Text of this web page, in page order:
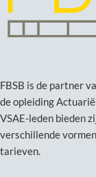
FBSB is de partner
de opleiding
VSAE-leden bieden
verschillende
tarieven.